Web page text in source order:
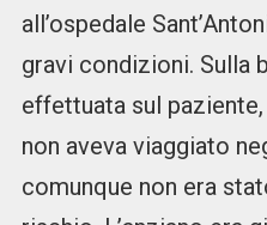
all’ospedale
gravi condizioni. Sulla
effettuata sul
non aveva viaggiato
comunque non era